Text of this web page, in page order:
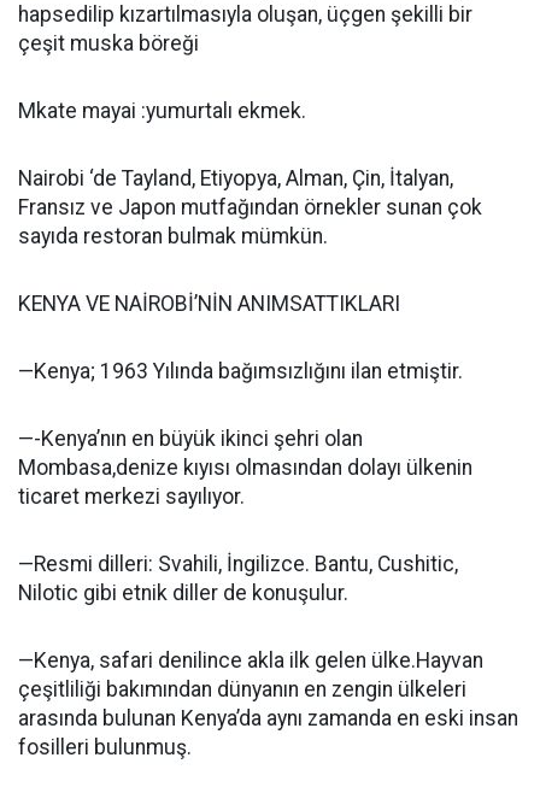
hapsedilip kızartılmasıyla oluşan, üçgen şekilli bir
çeşit muska böreği
Mkate mayai :yumurtalı ekmek.
Nairobi ‘de Tayland, Etiyopya, Alman, Çin, İtalyan,
Fransız ve Japon mutfağından örnekler sunan çok
sayıda restoran bulmak mümkün.
KENYA VE NAİROBİ’NİN ANIMSATTIKLARI
—Kenya; 1963 Yılında bağımsızlığını ilan etmiştir.
—-Kenya’nın en büyük ikinci şehri olan
Mombasa,denize kıyısı olmasından dolayı ülkenin
ticaret merkezi sayılıyor.
—Resmi dilleri: Svahili, İngilizce. Bantu, Cushitic,
Nilotic gibi etnik diller de konuşulur.
—Kenya, safari denilince akla ilk gelen ülke.Hayvan
çeşitliliği bakımından dünyanın en zengin ülkeleri
arasında bulunan Kenya’da aynı zamanda en eski insan
fosilleri bulunmuş.